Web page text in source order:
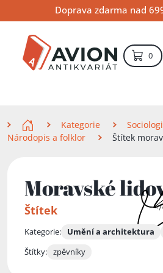
na
obsah
na
navigaci
na
vyhledávání
Doprava zdarma nad
0
Kategorie
Národopis a folklor
Štítek
Moravské
Štítek
Kategorie: Umění a architektura
Štítky: zpěvníky